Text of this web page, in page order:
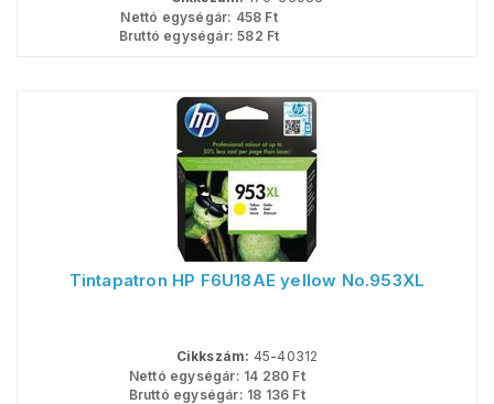
Nettó egységár: 458 Ft
Bruttó egységár: 582 Ft
Tintapatron HP F6U18AE yellow No.953XL
Cikkszám: 45-40312
Nettó egységár: 14 280 Ft
Bruttó egységár: 18 136 Ft